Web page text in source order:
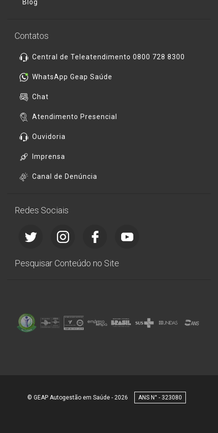
Blog
Contatos
Central de Teleatendimento 0800 728 8300
WhatsApp Geap Saúde
Chat
Atendimento Presencial
Ouvidoria
Imprensa
Canal de Denúncia
Redes Sociais
Pesquisar Conteúdo no Site
© GEAP Autogestão em Saúde - 2026 323080